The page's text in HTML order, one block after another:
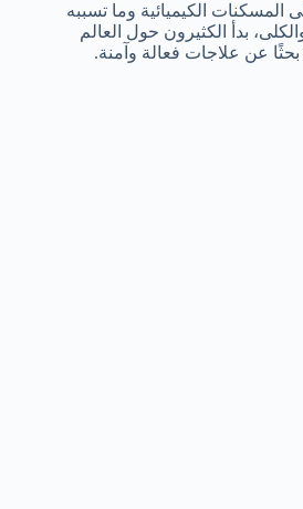
المسكنات الكيميائية وما تسببه
بدأ الكثيرون حول العالم
عن علاجات فعالة وآمنة.